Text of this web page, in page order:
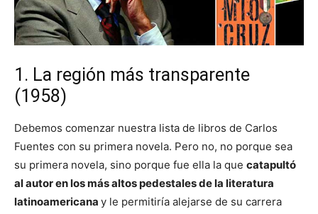
1. La región más transparente
(1958)
Debemos comenzar nuestra lista de libros de Carlos
Fuentes con su primera novela. Pero no, no porque sea
su primera novela, sino porque fue ella la que catapultó
al autor en los más altos pedestales de la literatura
latinoamericana y le permitiría alejarse de su carrera